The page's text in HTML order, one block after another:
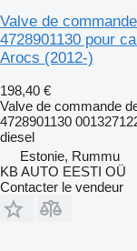
Valve de
4728901130 pour
Arocs (2012-)
198,40 €
Valve de commande
4728901130
diesel
Estonie, Rummu
KB AUTO EESTI OÜ
Contacter le vendeur